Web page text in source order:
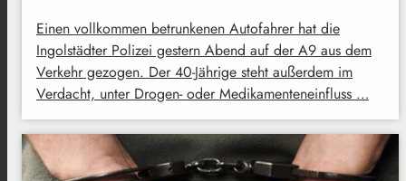
Einen vollkommen betrunkenen Autofahrer hat die
Ingolstädter Polizei gestern Abend auf der A9 aus dem
Verkehr gezogen. Der 40-Jährige steht außerdem im
Verdacht, unter Drogen- oder Medikamenteneinfluss …